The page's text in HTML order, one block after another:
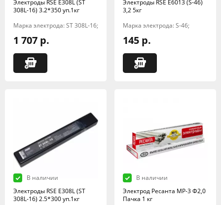
Электроды RSE Е308L (ST
308L-16) 3.2*350 уп.1кг
Марка электрода: ST 308L-16;
1 707 р.
Электроды RSE Е6013 (S-46)
3,2 5кг
Марка электрода: S-46;
145 р.
В наличии
Электроды RSE Е308L (ST
308L-16) 2.5*300 уп.1кг
В наличии
Электрод Ресанта МР-3 Ф2,0
Пачка 1 кг